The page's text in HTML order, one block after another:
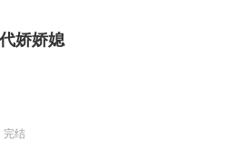
娇娇媳
完结